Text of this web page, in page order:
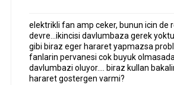
elektrikli fan amp ceker, bunun icin de
devre…ikincisi davlumbaza gerek
gibi biraz eger hararet yapmazsa
fanlarin pervanesi cok buyuk
davlumbazi oluyor…. biraz kullan
hararet gostergen varmi?